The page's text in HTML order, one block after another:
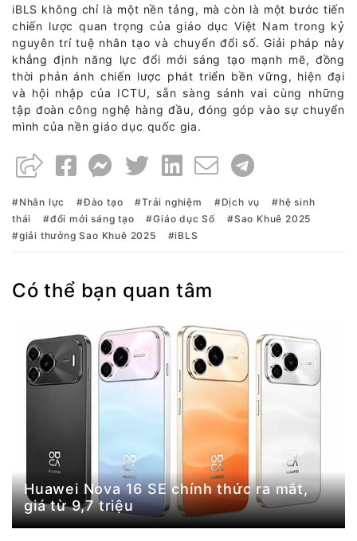
iBLS không chỉ là một nền tảng, mà còn là một bước tiến
chiến lược quan trọng của giáo dục Việt Nam trong kỷ
nguyên trí tuệ nhân tạo và chuyển đổi số. Giải pháp này
khẳng định năng lực đổi mới sáng tạo mạnh mẽ, đồng
thời phản ánh chiến lược phát triển bền vững, hiện đại
và hội nhập của ICTU, sẵn sàng sánh vai cùng những
tập đoàn công nghệ hàng đầu, đóng góp vào sự chuyển
mình của nền giáo dục quốc gia.
Nhân lực Đào tạo Trải nghiệm Dịch vụ
hệ sinh
thái
đổi mới sáng tạo Giáo dục Số
Sao Khuê 2025
giải thưởng Sao Khuê 2025
iBLS
Có thể bạn quan tâm
Huawei Nova 16 SE chính thức ra mắt,
giá từ 9,7 triệu